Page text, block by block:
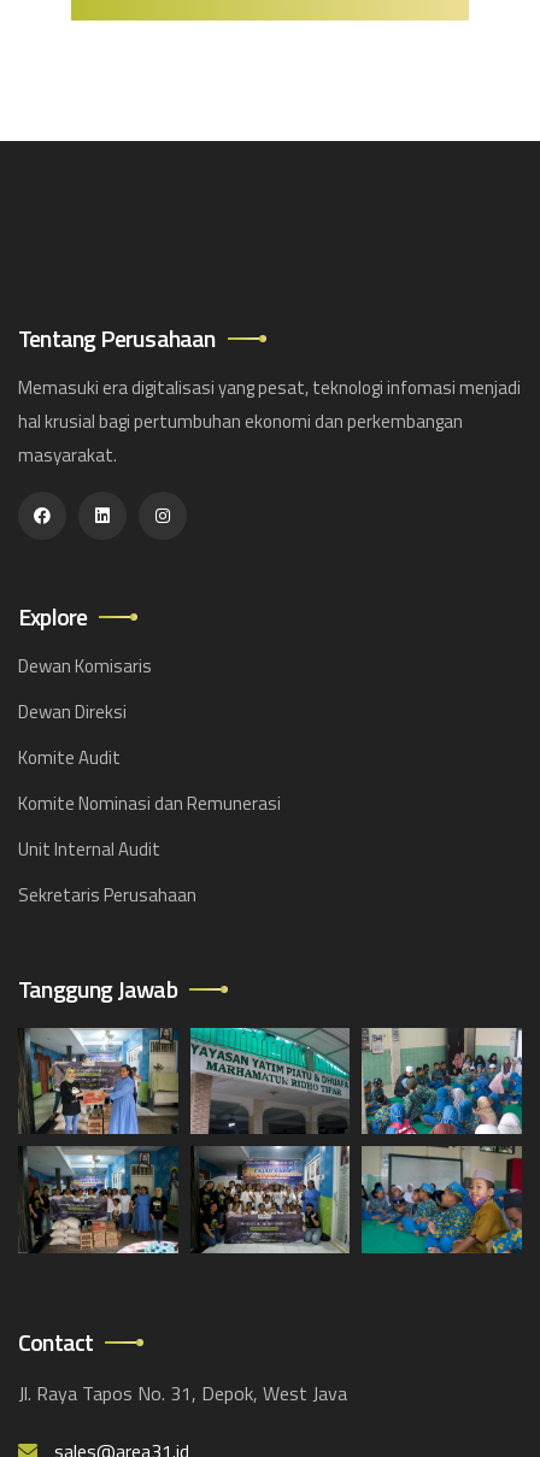
Tentang Perusahaan
Memasuki era digitalisasi yang pesat, teknologi infomasi menjadi
hal krusial bagi pertumbuhan ekonomi dan perkembangan
masyarakat.
Explore
Dewan Komisaris
Dewan Direksi
Komite Audit
Komite Nominasi dan Remunerasi
Unit Internal Audit
Sekretaris Perusahaan
Tanggung Jawab
Contact
Jl. Raya Tapos No. 31, Depok, West Java
sales@area31.id